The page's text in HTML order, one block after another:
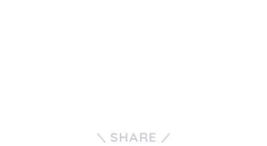
SHARE